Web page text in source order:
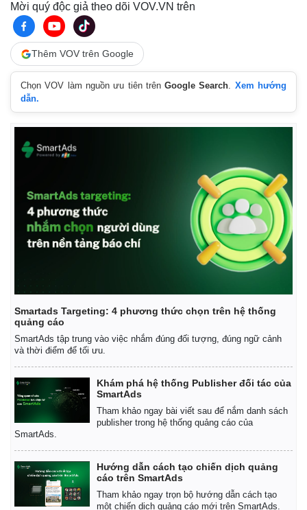
Bất động sản
Chứng khoán
Giá cà phê
Mời quý độc giả theo dõi VOV.VN trên
Thêm VOV trên Google
Chọn VOV làm nguồn ưu tiên trênGoogle Search. Xem hướng
dẫn.
Smartads Targeting: 4 phương thức chọn trên hệ thống
quảng cáo
SmartAds tập trung vào việc nhắm đúng đối tượng, đúng ngữ cảnh
và thời điểm để tối ưu.
Khám phá hệ thống Publisher đối tác của
SmartAds
Tham khảo ngay bài viết sau để nắm danh sách
publisher trong hệ thống quảng cáo của
SmartAds.
Hướng dẫn cách tạo chiến dịch quảng
cáo trên SmartAds
Tham khảo ngay trọn bộ hướng dẫn cách tạo
một chiến dịch quảng cáo mới trên SmartAds.